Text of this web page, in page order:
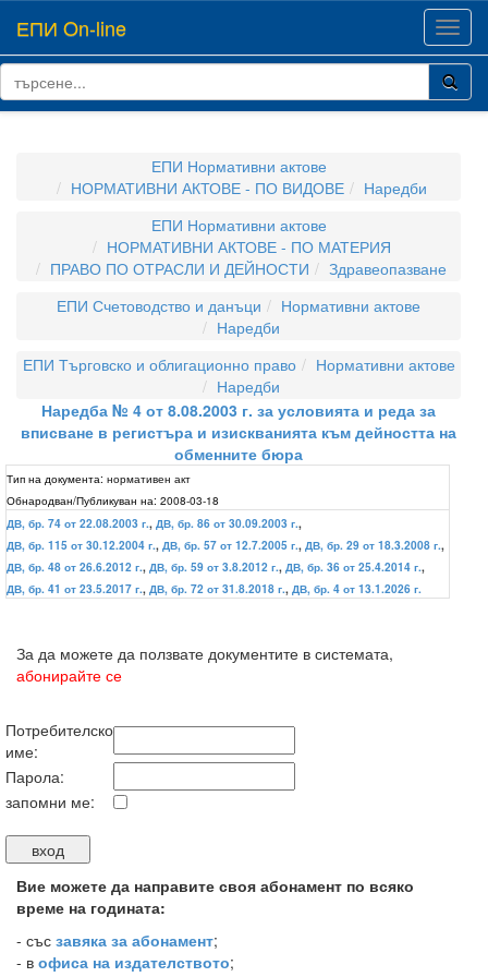
ЕПИ On-line
ЕПИ Нормативни актове
НОРМАТИВНИ АКТОВЕ - ПО ВИДОВЕ
Наредби
ЕПИ Нормативни актове
НОРМАТИВНИ АКТОВЕ - ПО МАТЕРИЯ
ПРАВО ПО ОТРАСЛИ И ДЕЙНОСТИ
Здравеопазване
ЕПИ Счетоводство и данъци
Нормативни актове
Наредби
ЕПИ Търговско и облигационно право
Нормативни актове
Наредби
Наредба № 4 от 8.08.2003 г. за условията и реда за
вписване в регистъра и изискванията към дейността на
обменните бюра
Тип на документа: нормативен акт
Обнародван/Публикуван на: 2008-03-18
ДВ, бр. 74 от 22.08.2003 г., ДВ, бр. 86 от 30.09.2003 г.,
ДВ, бр. 115 от 30.12.2004 г., ДВ, бр. 57 от 12.7.2005 г., ДВ, бр. 29 от 18.3.2008 г.,
ДВ, бр. 48 от 26.6.2012 г., ДВ, бр. 59 от 3.8.2012 г., ДВ, бр. 36 от 25.4.2014 г.,
ДВ, бр. 41 от 23.5.2017 г., ДВ, бр. 72 от 31.8.2018 г., ДВ, бр. 4 от 13.1.2026 г.
За да можете да ползвате документите в системата,
абонирайте се
Потребителско
име:
Парола:
запомни ме:
Вие можете да направите своя абонамент по всяко
време на годината:
- със завяка за абонамент;
- в офиса на издателството;